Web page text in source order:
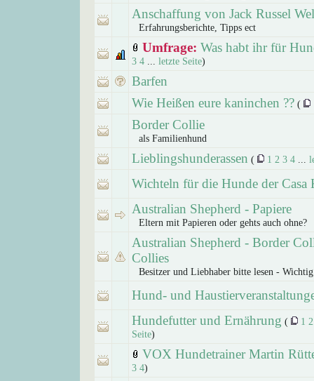
Anschaffung von Jack Russel
Erfahrungsberichte, Tipps ect
Umfrage: Was habt ihr für
3 4 letzte Seite)
Barfen
Wie Heißen eure kaninchen ?? (
Border Collie
als Familienhund
Lieblingshunderassen ( 1 2 3 4
Wichteln für die Hunde der Casa
Australian Shepherd - Papiere
Eltern mit Papieren oder gehts auch ohne?
Australian Shepherd - Border
Collies
Besitzer und Liebhaber bitte lesen -
Hund- und
Hundefutter und Ernährung ( 1 2
Seite)
VOX Hundetrainer Martin
3 4)